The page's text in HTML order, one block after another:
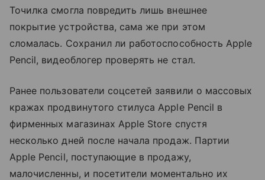
Точилка смогла повредить лишь внешнее
покрытие устройства, сама же при этом
сломалась. Сохранил ли работоспособность Apple
Pencil, видеоблогер проверять не стал.
Ранее пользователи соцсетей заявили о массовых
кражах продвинутого стилуса Apple Pencil в
фирменных магазинах Apple Store спустя
несколько дней после начала продаж. Партии
Apple Pencil, поступающие в продажу,
малочисленны, и посетители моментально их